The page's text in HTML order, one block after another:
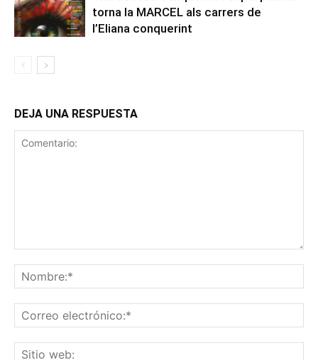
torna la MARCEL als carrers de
l’Eliana conquerint
DEJA UNA RESPUESTA